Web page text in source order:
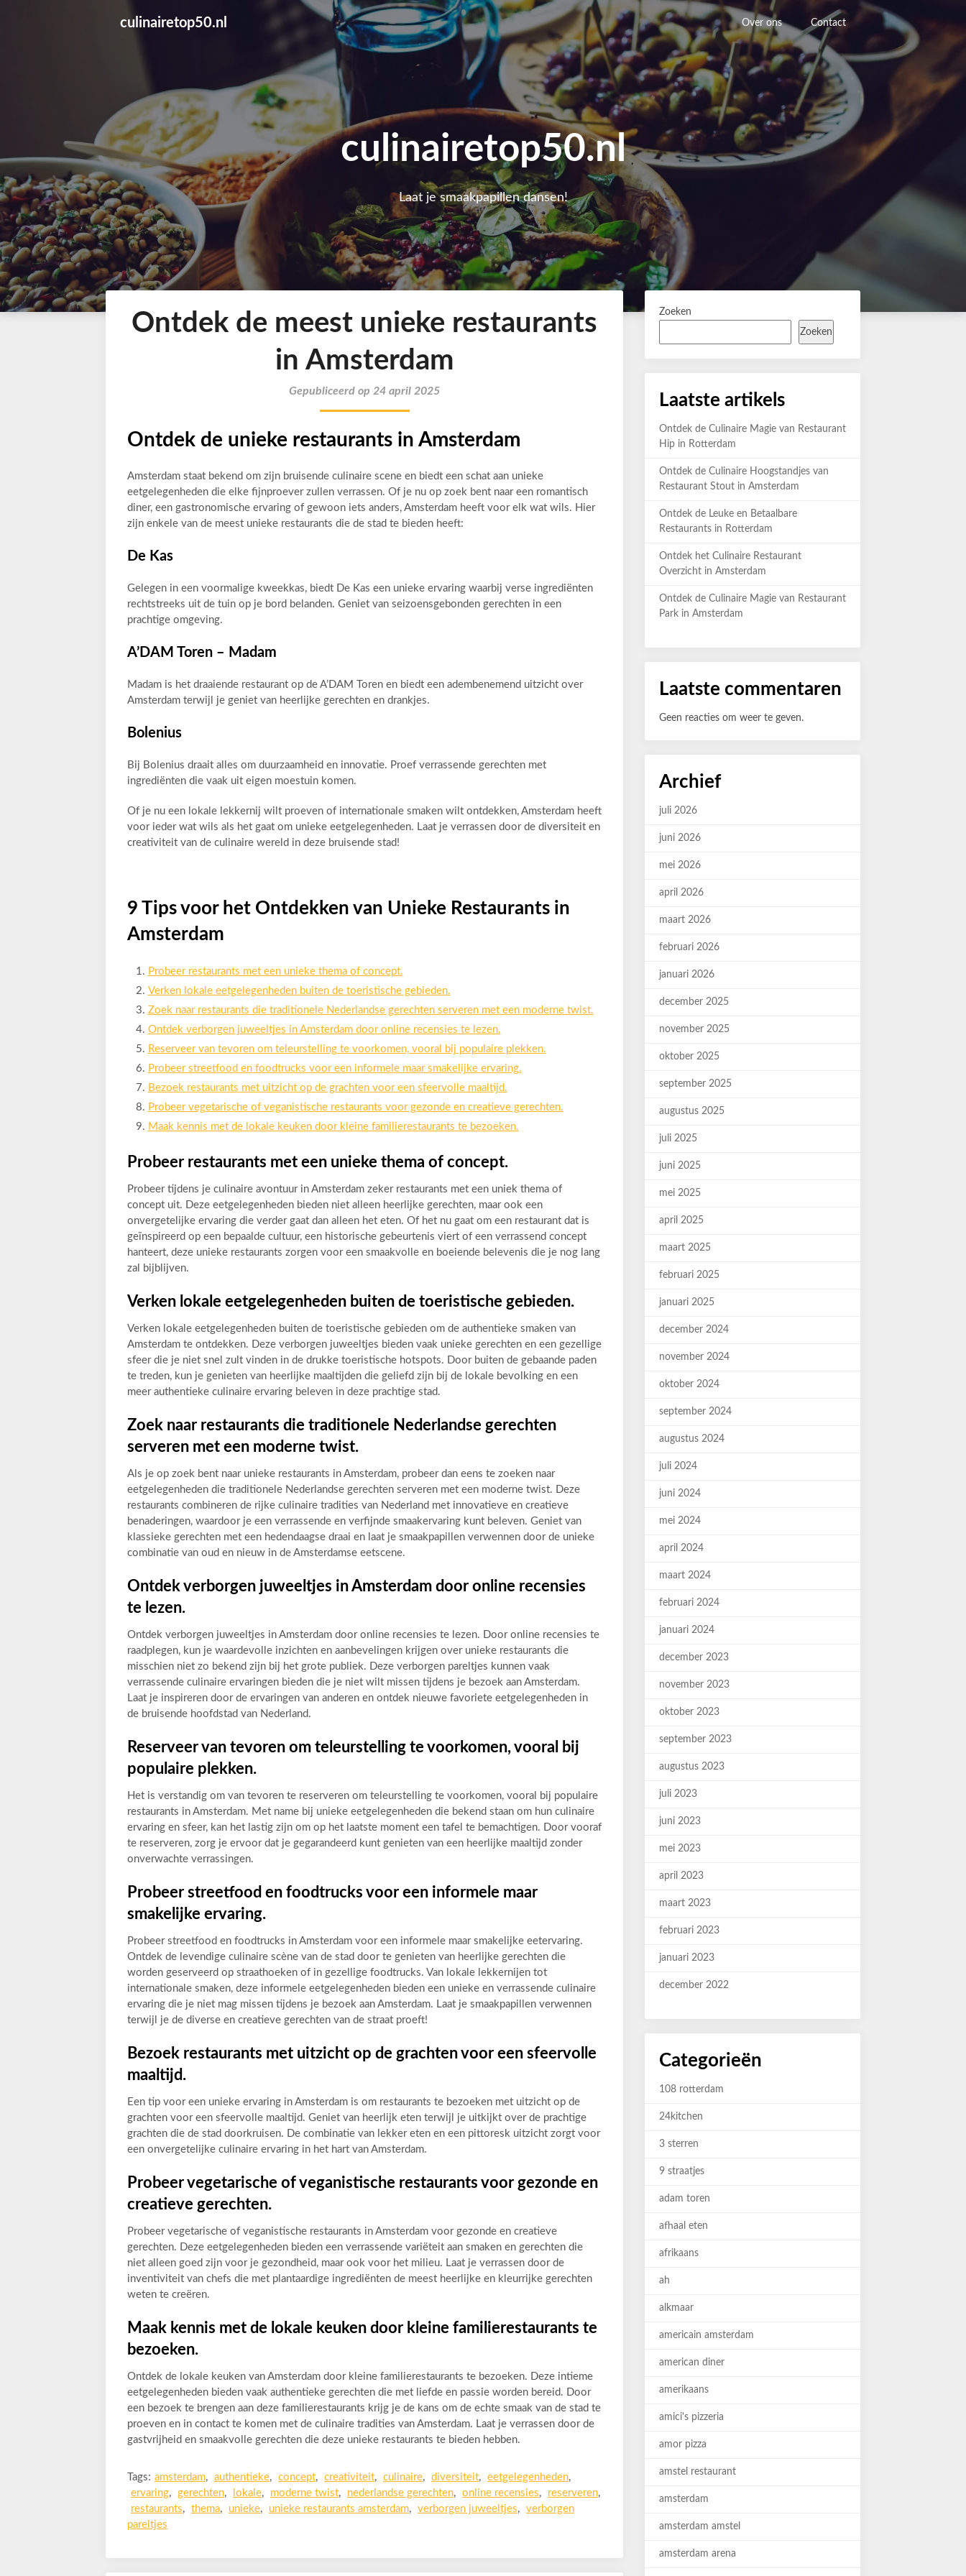
culinairetop50.nl Over ons Contact
culinairetop50.nl
Laat je smaakpapillen dansen!
Ontdek de meest unieke restaurants
in Amsterdam
Gepubliceerd op 24 april 2025
Ontdek de unieke restaurants in Amsterdam
Amsterdam staat bekend om zijn bruisende culinaire scene en biedt een schat aan unieke
eetgelegenheden die elke fijnproever zullen verrassen. Of je nu op zoek bent naar een romantisch
diner, een gastronomische ervaring of gewoon iets anders, Amsterdam heeft voor elk wat wils. Hier
zijn enkele van de meest unieke restaurants die de stad te bieden heeft:
De Kas
Gelegen in een voormalige kweekkas, biedt De Kas een unieke ervaring waarbij verse ingrediënten
rechtstreeks uit de tuin op je bord belanden. Geniet van seizoensgebonden gerechten in een
prachtige omgeving.
A’DAM Toren – Madam
Madam is het draaiende restaurant op de A’DAM Toren en biedt een adembenemend uitzicht over
Amsterdam terwijl je geniet van heerlijke gerechten en drankjes.
Bolenius
Bij Bolenius draait alles om duurzaamheid en innovatie. Proef verrassende gerechten met
ingrediënten die vaak uit eigen moestuin komen.
Of je nu een lokale lekkernij wilt proeven of internationale smaken wilt ontdekken, Amsterdam heeft
voor ieder wat wils als het gaat om unieke eetgelegenheden. Laat je verrassen door de diversiteit en
creativiteit van de culinaire wereld in deze bruisende stad!
9 Tips voor het Ontdekken van Unieke Restaurants in
Amsterdam
Probeer restaurants met een unieke thema of concept.
Verken lokale eetgelegenheden buiten de toeristische gebieden.
Zoek naar restaurants die traditionele Nederlandse gerechten serveren met een moderne twist.
Ontdek verborgen juweeltjes in Amsterdam door online recensies te lezen.
Reserveer van tevoren om teleurstelling te voorkomen, vooral bij populaire plekken.
Probeer streetfood en foodtrucks voor een informele maar smakelijke ervaring.
Bezoek restaurants met uitzicht op de grachten voor een sfeervolle maaltijd.
Probeer vegetarische of veganistische restaurants voor gezonde en creatieve gerechten.
Maak kennis met de lokale keuken door kleine familierestaurants te bezoeken.
Probeer restaurants met een unieke thema of concept.
Probeer tijdens je culinaire avontuur in Amsterdam zeker restaurants met een uniek thema of
concept uit. Deze eetgelegenheden bieden niet alleen heerlijke gerechten, maar ook een
onvergetelijke ervaring die verder gaat dan alleen het eten. Of het nu gaat om een restaurant dat is
geïnspireerd op een bepaalde cultuur, een historische gebeurtenis viert of een verrassend concept
hanteert, deze unieke restaurants zorgen voor een smaakvolle en boeiende belevenis die je nog lang
zal bijblijven.
Verken lokale eetgelegenheden buiten de toeristische gebieden.
Verken lokale eetgelegenheden buiten de toeristische gebieden om de authentieke smaken van
Amsterdam te ontdekken. Deze verborgen juweeltjes bieden vaak unieke gerechten en een gezellige
sfeer die je niet snel zult vinden in de drukke toeristische hotspots. Door buiten de gebaande paden
te treden, kun je genieten van heerlijke maaltijden die geliefd zijn bij de lokale bevolking en een
meer authentieke culinaire ervaring beleven in deze prachtige stad.
Zoek naar restaurants die traditionele Nederlandse gerechten
serveren met een moderne twist.
Als je op zoek bent naar unieke restaurants in Amsterdam, probeer dan eens te zoeken naar
eetgelegenheden die traditionele Nederlandse gerechten serveren met een moderne twist. Deze
restaurants combineren de rijke culinaire tradities van Nederland met innovatieve en creatieve
benaderingen, waardoor je een verrassende en verfijnde smaakervaring kunt beleven. Geniet van
klassieke gerechten met een hedendaagse draai en laat je smaakpapillen verwennen door de unieke
combinatie van oud en nieuw in de Amsterdamse eetscene.
Ontdek verborgen juweeltjes in Amsterdam door online recensies
te lezen.
Ontdek verborgen juweeltjes in Amsterdam door online recensies te lezen. Door online recensies te
raadplegen, kun je waardevolle inzichten en aanbevelingen krijgen over unieke restaurants die
misschien niet zo bekend zijn bij het grote publiek. Deze verborgen pareltjes kunnen vaak
verrassende culinaire ervaringen bieden die je niet wilt missen tijdens je bezoek aan Amsterdam.
Laat je inspireren door de ervaringen van anderen en ontdek nieuwe favoriete eetgelegenheden in
de bruisende hoofdstad van Nederland.
Reserveer van tevoren om teleurstelling te voorkomen, vooral bij
populaire plekken.
Het is verstandig om van tevoren te reserveren om teleurstelling te voorkomen, vooral bij populaire
restaurants in Amsterdam. Met name bij unieke eetgelegenheden die bekend staan om hun culinaire
ervaring en sfeer, kan het lastig zijn om op het laatste moment een tafel te bemachtigen. Door vooraf
te reserveren, zorg je ervoor dat je gegarandeerd kunt genieten van een heerlijke maaltijd zonder
onverwachte verrassingen.
Probeer streetfood en foodtrucks voor een informele maar
smakelijke ervaring.
Probeer streetfood en foodtrucks in Amsterdam voor een informele maar smakelijke eetervaring.
Ontdek de levendige culinaire scène van de stad door te genieten van heerlijke gerechten die
worden geserveerd op straathoeken of in gezellige foodtrucks. Van lokale lekkernijen tot
internationale smaken, deze informele eetgelegenheden bieden een unieke en verrassende culinaire
ervaring die je niet mag missen tijdens je bezoek aan Amsterdam. Laat je smaakpapillen verwennen
terwijl je de diverse en creatieve gerechten van de straat proeft!
Bezoek restaurants met uitzicht op de grachten voor een sfeervolle
maaltijd.
Een tip voor een unieke ervaring in Amsterdam is om restaurants te bezoeken met uitzicht op de
grachten voor een sfeervolle maaltijd. Geniet van heerlijk eten terwijl je uitkijkt over de prachtige
grachten die de stad doorkruisen. De combinatie van lekker eten en een pittoresk uitzicht zorgt voor
een onvergetelijke culinaire ervaring in het hart van Amsterdam.
Probeer vegetarische of veganistische restaurants voor gezonde en
creatieve gerechten.
Probeer vegetarische of veganistische restaurants in Amsterdam voor gezonde en creatieve
gerechten. Deze eetgelegenheden bieden een verrassende variëteit aan smaken en gerechten die
niet alleen goed zijn voor je gezondheid, maar ook voor het milieu. Laat je verrassen door de
inventiviteit van chefs die met plantaardige ingrediënten de meest heerlijke en kleurrijke gerechten
weten te creëren.
Maak kennis met de lokale keuken door kleine familierestaurants te
bezoeken.
Ontdek de lokale keuken van Amsterdam door kleine familierestaurants te bezoeken. Deze intieme
eetgelegenheden bieden vaak authentieke gerechten die met liefde en passie worden bereid. Door
een bezoek te brengen aan deze familierestaurants krijg je de kans om de echte smaak van de stad te
proeven en in contact te komen met de culinaire tradities van Amsterdam. Laat je verrassen door de
gastvrijheid en smaakvolle gerechten die deze unieke restaurants te bieden hebben.
Tags: amsterdam, authentieke, concept, creativiteit, culinaire, diversiteit, eetgelegenheden,
ervaring, gerechten, lokale, moderne twist, nederlandse gerechten, online recensies, reserveren,
restaurants, thema, unieke, unieke restaurants amsterdam, verborgen juweeltjes, verborgen
pareltjes
Zoeken
Zoeken
Laatste artikels
Ontdek de Culinaire Magie van Restaurant
Hip in Rotterdam
Ontdek de Culinaire Hoogstandjes van
Restaurant Stout in Amsterdam
Ontdek de Leuke en Betaalbare
Restaurants in Rotterdam
Ontdek het Culinaire Restaurant
Overzicht in Amsterdam
Ontdek de Culinaire Magie van Restaurant
Park in Amsterdam
Laatste commentaren
Geen reacties om weer te geven.
Archief
juli 2026
juni 2026
mei 2026
april 2026
maart 2026
februari 2026
januari 2026
december 2025
november 2025
oktober 2025
september 2025
augustus 2025
juli 2025
juni 2025
mei 2025
april 2025
maart 2025
februari 2025
januari 2025
december 2024
november 2024
oktober 2024
september 2024
augustus 2024
juli 2024
juni 2024
mei 2024
april 2024
maart 2024
februari 2024
januari 2024
december 2023
november 2023
oktober 2023
september 2023
augustus 2023
juli 2023
juni 2023
mei 2023
april 2023
maart 2023
februari 2023
januari 2023
december 2022
Categorieën
108 rotterdam
24kitchen
3 sterren
9 straatjes
adam toren
afhaal eten
afrikaans
ah
alkmaar
americain amsterdam
american diner
amerikaans
amici's pizzeria
amor pizza
amstel restaurant
amsterdam
amsterdam amstel
amsterdam arena